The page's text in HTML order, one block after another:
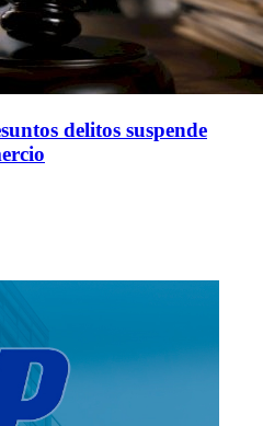
delitos suspende